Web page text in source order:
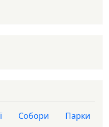
Собори
Парки